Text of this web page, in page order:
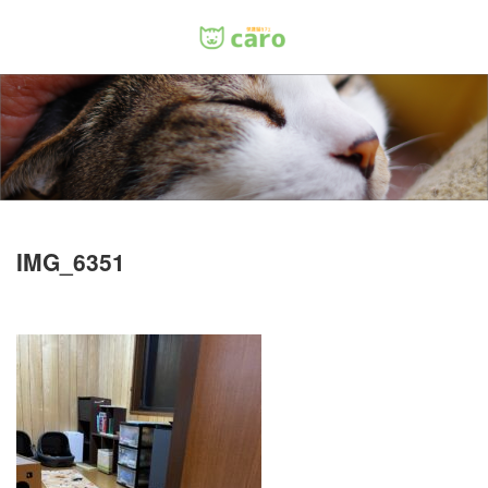
IMG_6351
Menu
ホーム
料金
里親について
お問い合わせ